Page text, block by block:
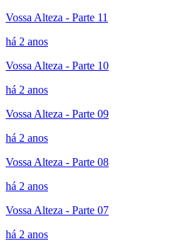
Vossa Alteza - Parte 11
há 2 anos
Vossa Alteza - Parte 10
há 2 anos
Vossa Alteza - Parte 09
há 2 anos
Vossa Alteza - Parte 08
há 2 anos
Vossa Alteza - Parte 07
há 2 anos